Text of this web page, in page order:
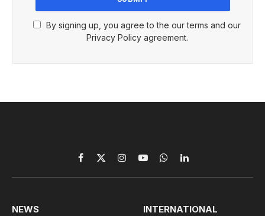
By signing up, you agree to the our terms and our
Privacy Policy agreement.
Facebook
X
(Twitter)
InstagramYouTubeWhatsAppLinkedIn
NEWS INTERNATIONAL